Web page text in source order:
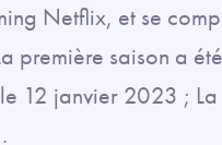
Netflix, et se
première saison a
12 janvier 2023 ;